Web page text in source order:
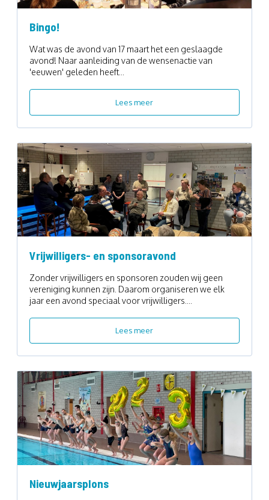
Bingo!
Wat was de avond van 17 maart het een geslaagde
avond! Naar aanleiding van de wensenactie van
'eeuwen' geleden heeft...
Lees meer
Vrijwilligers- en sponsoravond
Zonder vrijwilligers en sponsoren zouden wij geen
vereniging kunnen zijn. Daarom organiseren we elk
jaar een avond speciaal voor vrijwilligers....
Lees meer
Nieuwjaarsplons